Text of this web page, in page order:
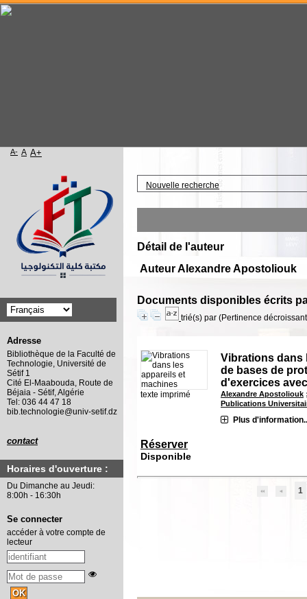
Nouvelle recherche
Détail de l'auteur
Auteur Alexandre Apostoliouk
Documents disponibles écrits
trié(s) par (Pertinence
texte imprimé
Vibrations dans
de bases de
d'exercices
Alexandre Apostoliouk
Publications
Plus
Réserver
Disponible
1
Accueil
A- A A+
Adresse
Bibliothèque de la Faculté de
Technologie, Université de
Sétif 1
Cité El-Maabouda, Route de
Béjaia - Sétif, Algérie
Tel: 036 44 47 18
bib.technologie@univ-setif.dz
contact
Horaires d'ouverture :
Du Dimanche au Jeudi:
8:00h - 16:30h
Se connecter
accéder à votre compte de
lecteur